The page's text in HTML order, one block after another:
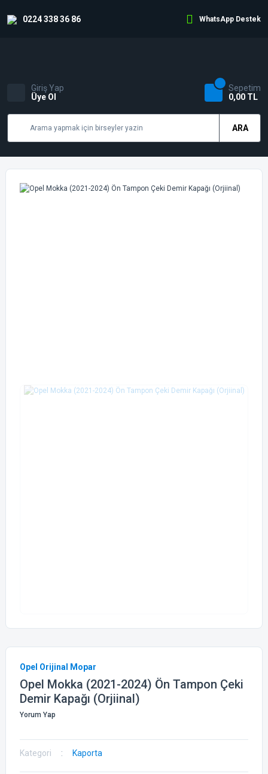
0224 338 36 86 WhatsApp Destek
ARA
Giriş Yap
Üye Ol
Sepetim
0,00 TL
Opel Orijinal Mopar
Opel Mokka (2021-2024) Ön Tampon Çeki
Demir Kapağı (Orjiinal)
Yorum Yap
Kategori Kaporta